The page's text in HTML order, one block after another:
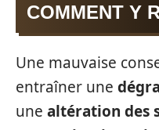
COMMENT Y
Une mauvaise
entraîner une
une altération des